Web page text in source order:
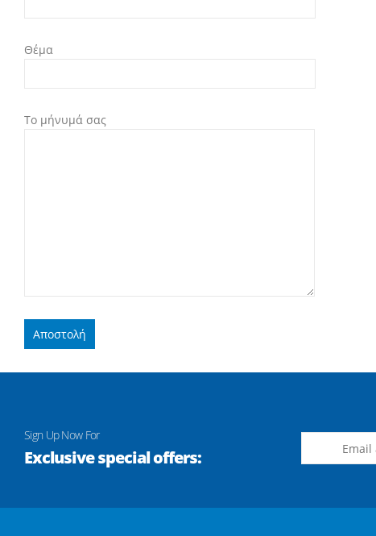
Θέμα
Το μήνυμά σας
Sign Up Now For
Exclusive special offers: